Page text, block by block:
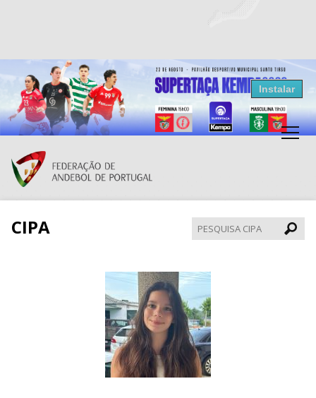
Resultados Andebol
Federação de Andebol de Portugal
Grátis - Disponivel na Play Store
Instalar
CIPA
CIPA